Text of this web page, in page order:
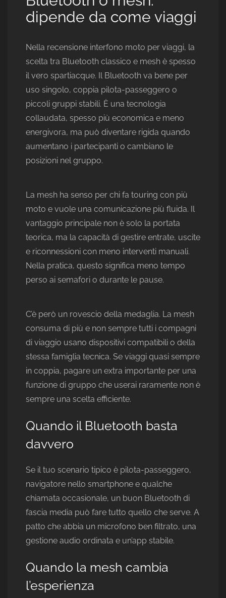
dipende da come viaggi
Nella recensione interfono moto per viaggi, la
scelta tra Bluetooth classico e mesh è spesso
il vero spartiacque. Il Bluetooth va bene per
uso singolo, coppia pilota-passeggero o
piccoli gruppi stabili. È una tecnologia
collaudata, spesso più economica e meno
energivora, ma può diventare rigida quando
aumentano i partecipanti o cambiano le
posizioni nel gruppo.
La mesh ha senso per chi fa touring con più
moto e vuole una comunicazione più fluida. Il
vantaggio principale non è solo la portata
teorica, ma la capacità di gestire entrate, uscite
e riconnessioni con meno interventi manuali.
Nella pratica, questo significa meno tempo
perso ai semafori o durante le pause.
C’è però un rovescio della medaglia. La mesh
consuma di più e non sempre tutti i compagni
di viaggio usano dispositivi compatibili o della
stessa famiglia tecnica. Se viaggi quasi sempre
in coppia, pagare un extra importante per una
funzione di gruppo che userai raramente non è
sempre una scelta efficiente.
Quando il Bluetooth basta
davvero
Se il tuo scenario tipico è pilota-passeggero,
navigatore nello smartphone e qualche
chiamata occasionale, un buon Bluetooth di
fascia media può fare tutto quello che serve. A
patto che abbia un microfono ben filtrato, una
gestione audio ordinata e un’app stabile.
Quando la mesh cambia
l’esperienza